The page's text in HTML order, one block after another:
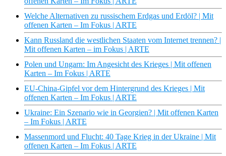
Welche Alternativen zu russischem Erdgas und Erdöl? | Mit
offenen Karten – Im Fokus | ARTE
Kann Russland die westlichen Staaten vom Internet trennen? |
Mit offenen Karten – im Fokus | ARTE
Polen und Ungarn: Im Angesicht des Krieges | Mit offenen
Karten – Im Fokus | ARTE
EU-China-Gipfel vor dem Hintergrund des Krieges | Mit
offenen Karten – Im Fokus | ARTE
Ukraine: Ein Szenario wie in Georgien? | Mit offenen Karten
– Im Fokus | ARTE
Massenmord und Flucht: 40 Tage Krieg in der Ukraine | Mit
offenen Karten – Im Fokus | ARTE